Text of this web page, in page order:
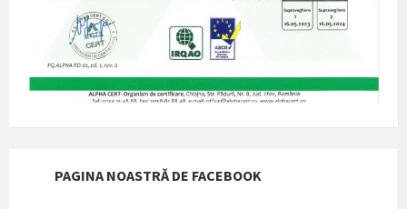
PAGINA NOASTRĂ DE FACEBOOK